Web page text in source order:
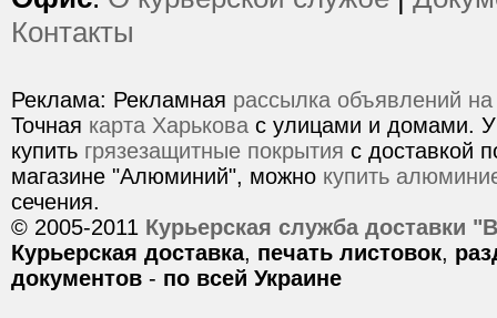
Контакты
Реклама: Рекламная рассылка объявлений на
Точная карта Харькова с улицами и домами.
купить грязезащитные покрытия с доставкой
магазине "Алюминий", можно купить
сечения.
© 2005-2011 Курьерская служба доставки
Курьерская доставка, печать листовок,
документов - по всей Украине